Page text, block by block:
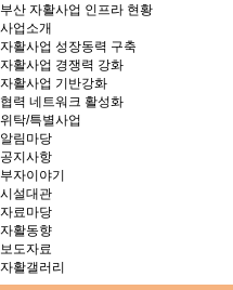
부산 자활사업 인프라 현황
사업소개
자활사업 성장동력 구축
자활사업 경쟁력 강화
자활사업 기반강화
협력 네트워크 활성화
위탁/특별사업
알림마당
공지사항
부자이야기
시설대관
자료마당
자활동향
보도자료
자활갤러리